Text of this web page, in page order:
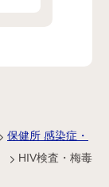
保健所 感染症・
HIV検査・梅毒